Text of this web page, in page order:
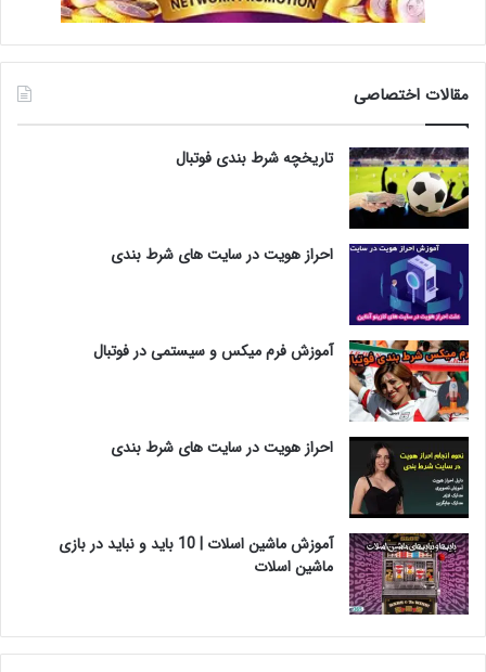
مقالات اختصاصی
تاریخچه شرط بندی فوتبال
احراز هویت در سایت های شرط بندی
آموزش فرم میکس و سیستمی در فوتبال
احراز هویت در سایت های شرط بندی
آموزش ماشین اسلات | 10 باید و نباید در بازی
ماشین اسلات